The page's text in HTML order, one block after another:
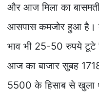
और आज मिला का
आसपास कमजोर हुआ है।
भाव भी 25-50 रुपये टूटे
आज का बाजार सुबह
5500 के हिसाब से खुला